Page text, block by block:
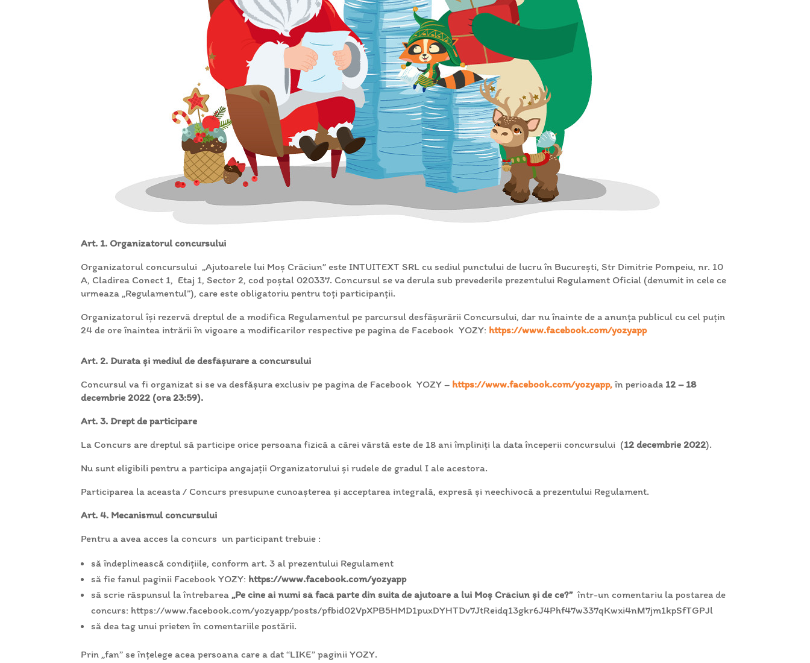
Art. 1. Organizatorul concursului
Organizatorul concursului „Ajutoarele lui Moș Crăciun” este INTUITEXT SRL cu sediul punctului de lucru în București, Str Dimitrie Pompeiu, nr. 10
A, Cladirea Conect 1, Etaj 1, Sector 2, cod poștal 020337. Concursul se va derula sub prevederile prezentului Regulament Oficial (denumit in cele ce
urmeaza „Regulamentul”), care este obligatoriu pentru toți participanții.
Organizatorul își rezervă dreptul de a modifica Regulamentul pe parcursul desfășurării Concursului, dar nu înainte de a anunța publicul cu cel puţin
24 de ore înaintea intrării în vigoare a modificarilor respective pe pagina de Facebook YOZY: https://www.facebook.com/yozyapp
Art. 2. Durata și mediul de desfășurare a concursului
Concursul va fi organizat si se va desfășura exclusiv pe pagina de Facebook YOZY – https://www.facebook.com/yozyapp, în perioada 12 – 18
decembrie 2022 (ora 23:59).
Art. 3. Drept de participare
La Concurs are dreptul să participe orice persoana fizică a cărei vârstă este de 18 ani împliniți la data începerii concursului (12 decembrie 2022).
Nu sunt eligibili pentru a participa angajații Organizatorului și rudele de gradul I ale acestora.
Participarea la aceasta / Concurs presupune cunoașterea și acceptarea integrală, expresă și neechivocă a prezentului Regulament.
Art. 4. Mecanismul concursului
Pentru a avea acces la concurs un participant trebuie :
să îndeplinească condițiile, conform art. 3 al prezentului Regulament
să fie fanul paginii Facebook YOZY: https://www.facebook.com/yozyapp
să scrie răspunsul la întrebarea„Pe cine ai numi să facă parte din suita de ajutoare a lui Moș Crăciun și de ce?”într-un comentariu la postarea de
concurs: https://www.facebook.com/yozyapp/posts/pfbid02VpXPB5HMD1puxDYHTDv7JtReidq13gkr6J4Phf47w337qKwxi4nM7jm1kpSfTGPJl
să dea tag unui prieten în comentariile postării.
Prin „fan” se înțelege acea persoana care a dat “LIKE” paginii YOZY.